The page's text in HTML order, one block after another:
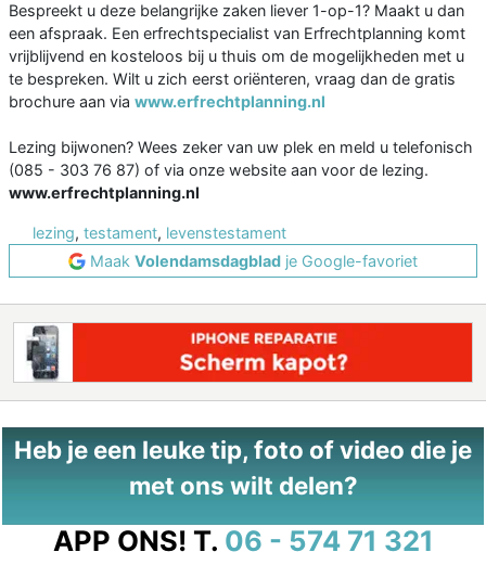
Bespreekt u deze belangrijke zaken liever 1-op-1? Maakt u dan
een afspraak. Een erfrechtspecialist van Erfrechtplanning komt
vrijblijvend en kosteloos bij u thuis om de mogelijkheden met u
te bespreken. Wilt u zich eerst oriënteren, vraag dan de gratis
brochure aan via www.erfrechtplanning.nl
Lezing bijwonen? Wees zeker van uw plek en meld u telefonisch
(085 - 303 76 87) of via onze website aan voor de lezing.
www.erfrechtplanning.nl
lezing, testament, levenstestament
Maak Volendamsdagblad je Google-favoriet
Heb je een leuke tip, foto of video die je
met ons wilt delen?
APP ONS! T. 06 - 574 71 321